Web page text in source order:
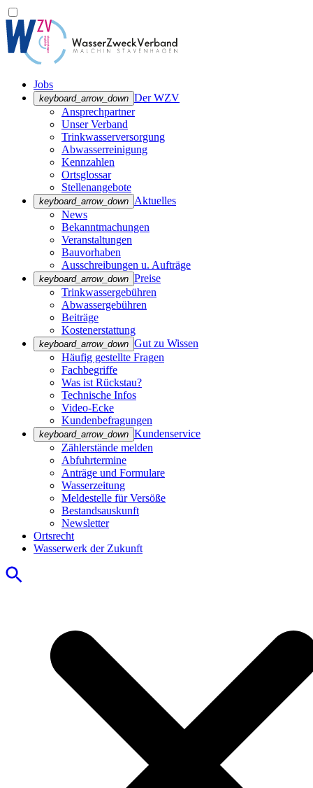
Jobs
keyboard_arrow_down Der WZV
Ansprechpartner
Unser Verband
Trinkwasser­versorgung
Abwasserreinigung
Kennzahlen
Ortsglossar
Stellenangebote
keyboard_arrow_down Aktuelles
News
Bekanntmachungen
Veranstaltungen
Bauvorhaben
Ausschreibungen u. Aufträge
keyboard_arrow_down Preise
Trinkwassergebühren
Abwassergebühren
Beiträge
Kostenerstattung
keyboard_arrow_down Gut zu Wissen
Häufig gestellte Fragen
Fachbegriffe
Was ist Rückstau?
Technische Infos
Video-Ecke
Kundenbefragungen
keyboard_arrow_down Kundenservice
Zählerstände melden
Abfuhrtermine
Anträge und Formulare
Wasserzeitung
Meldestelle für Versöße
Bestandsauskunft
Newsletter
Ortsrecht
Wasserwerk der Zukunft